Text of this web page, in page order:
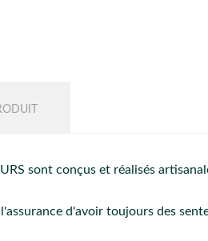
sont conçus et réalisés
d'avoir toujours des